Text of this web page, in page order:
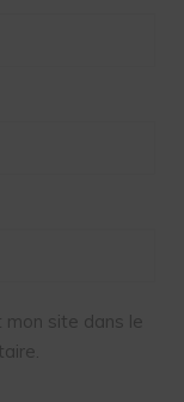
mon site dans le